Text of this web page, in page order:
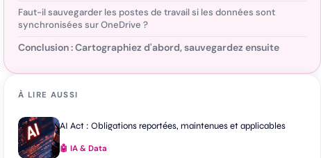
Faut-il sauvegarder les postes de travail si les données sont
synchronisées sur OneDrive ?
Conclusion : Cartographiez d'abord, sauvegardez ensuite
À LIRE AUSSI
AI Act : Obligations reportées, maintenues et applicables
🤖 IA & Data